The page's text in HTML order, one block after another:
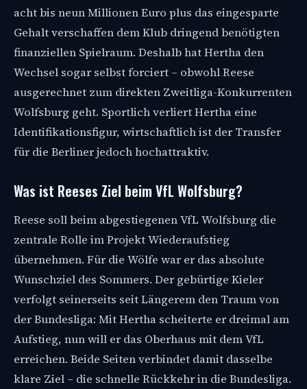
acht bis neun Millionen Euro plus das eingesparte
Gehalt verschaffen dem Klub dringend benötigten
finanziellen Spielraum. Deshalb hat Hertha den
Wechsel sogar selbst forciert – obwohl Reese
ausgerechnet zum direkten Zweitliga-Konkurrenten
Wolfsburg geht. Sportlich verliert Hertha eine
Identifikationsfigur, wirtschaftlich ist der Transfer
für die Berliner jedoch hochattraktiv.
Was ist Reeses Ziel beim VfL Wolfsburg?
Reese soll beim abgestiegenen VfL Wolfsburg die
zentrale Rolle im Projekt Wiederaufstieg
übernehmen. Für die Wölfe war er das absolute
Wunschziel des Sommers. Der gebürtige Kieler
verfolgt seinerseits seit Längerem den Traum von
der Bundesliga: Mit Hertha scheiterte er dreimal am
Aufstieg, nun will er das Oberhaus mit dem VfL
erreichen. Beide Seiten verbindet damit dasselbe
klare Ziel – die schnelle Rückkehr in die Bundesliga.